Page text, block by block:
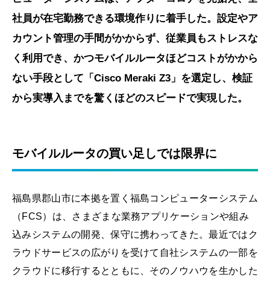
社員が在宅勤務できる環境作りに着手した。設定やア
カウント管理の手間がかからず、従業員もストレスな
く利用でき、かつモバイルルータほどコストがかから
ない手段として「Cisco Meraki Z3」を選定し、検証
から実導入までを驚くほどのスピードで実現した。
モバイルルータの買い足しでは限界に
福島県郡山市に本拠を置く福島コンピューターシステム
（FCS）は、さまざまな業務アプリケーションや組み
込みシステムの開発、保守に携わってきた。最近ではク
ラウドサービスの広がりを受けて自社システムの一部を
クラウドに移行するとともに、そのノウハウを生かした